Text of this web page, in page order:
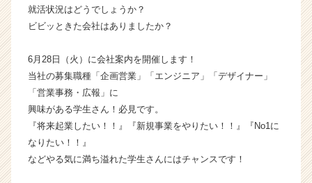
長
企
か
ら
ス
カ
ト
届
就活状況はどうでしょうか？
ビビッときた会社はありましたか？
6月28日（火）に会社案内を開催します！
当社の募集職種「企画営業」「エンジニア」「デザイナー」
「営業事務・広報」に
興味がある学生さん！必見です。
『将来起業したい！！』『新規事業をやりたい！！』『No1に
なりたい！！』
などやる気に満ち溢れた学生さんにはチャンスです！